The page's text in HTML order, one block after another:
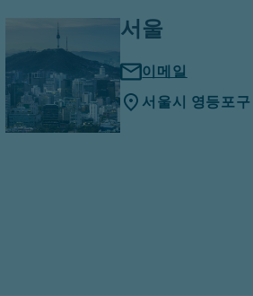
서울
이메일
서울시 영등포